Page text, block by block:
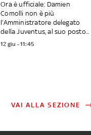
Ora è ufficiale: Damien
Comolli non è più
l’Amministratore delegato
della Juventus, al suo posto...
12 giu - 11:45
VAI ALLA SEZIONE